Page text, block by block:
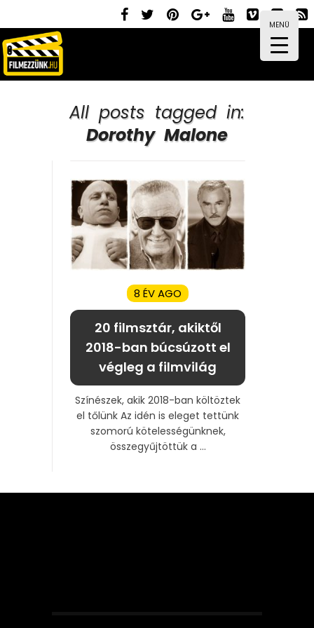
MENÜ
All posts tagged in:
Dorothy Malone
8 ÉV AGO
20 filmsztár, akiktől
2018-ban búcsúzott el
végleg a filmvilág
Színészek, akik 2018-ban költöztek
el tőlünk Az idén is eleget tettünk
szomorú kötelességünknek,
összegyűjtöttük a ...